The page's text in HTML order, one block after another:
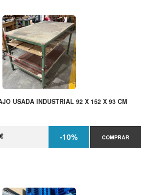
USADA INDUSTRIAL 92 X 152 X 93 CM
-10% COMPRAR